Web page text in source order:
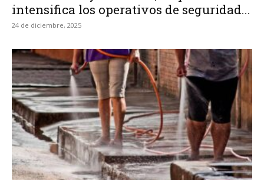
intensifica los operativos de seguridad...
24 de diciembre, 2025